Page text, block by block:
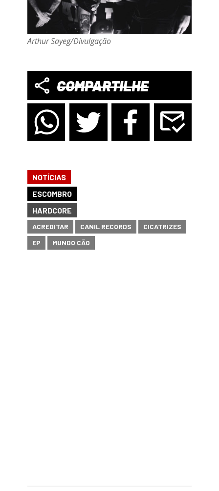
Arthur Sayeg/Divulgação
COMPARTILHE
NOTÍCIAS
ESCOMBRO
HARDCORE
ACREDITAR CANIL RECORDS
CICATRIZES
EP
MUNDO CÃO